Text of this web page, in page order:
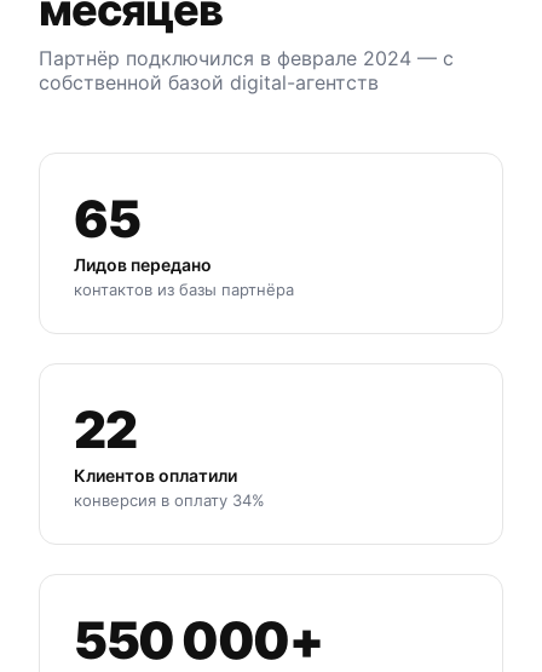
Партнёр подключился в феврале 2024 — с
собственной базой digital-агентств
65
Лидов передано
контактов из базы партнёра
22
Клиентов оплатили
конверсия в оплату 34%
550 000+